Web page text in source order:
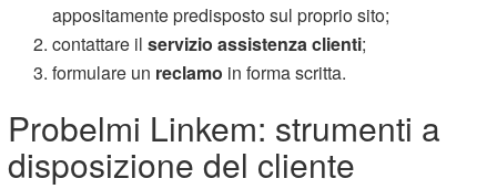
appositamente predisposto sul proprio sito;
contattare ilservizio assistenza clienti;
formulare un reclamo in forma scritta.
Probelmi Linkem: strumenti a
disposizione del cliente